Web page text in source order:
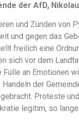
der AfD,
und Zünden von
und gegen das
freilich eine
sich vor dem
Fülle an Emotionen
der
Proteste
legitim, so